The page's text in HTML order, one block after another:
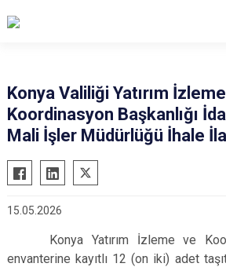
Konya Valiliği Yatırım
Koordinasyon Başkanlığı
Mali İşler Müdürlüğü İhale
15.05.2026
Konya Yatırım İzleme ve
envanterine kayıtlı 12 (on iki) adet